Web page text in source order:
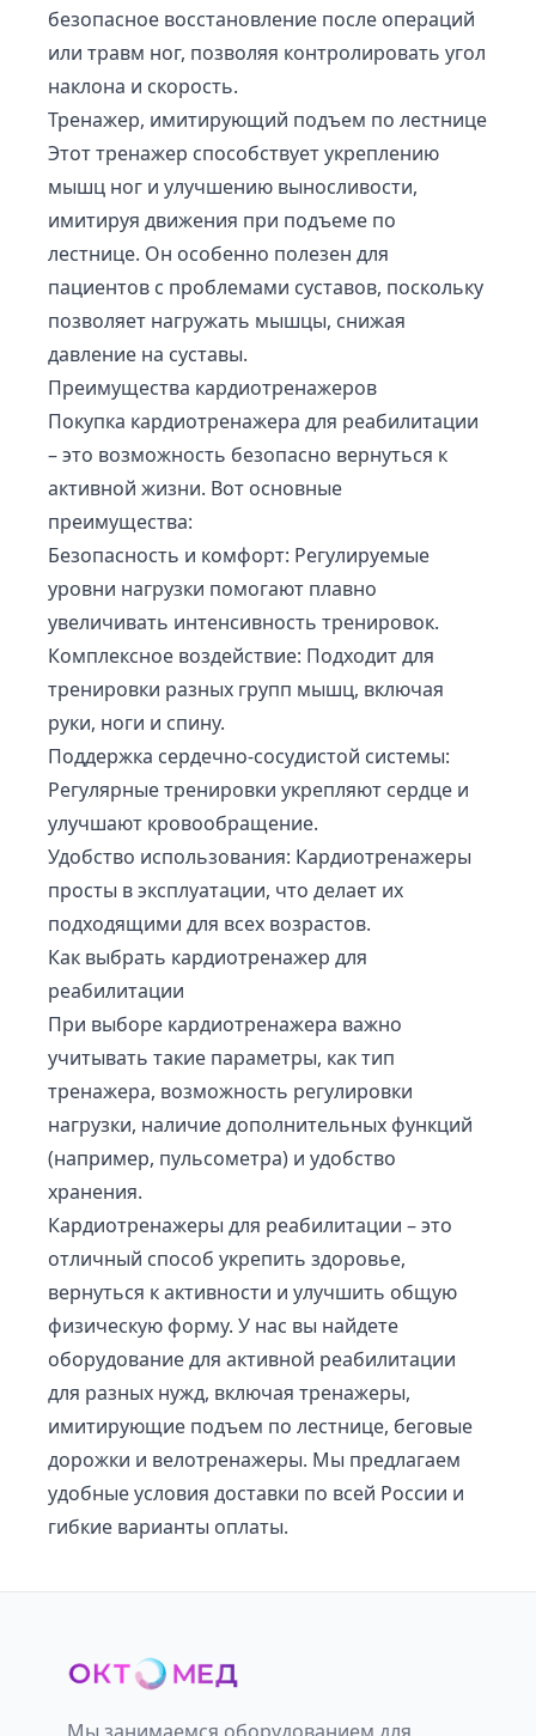
безопасное восстановление после операций
или травм ног, позволяя контролировать угол
наклона и скорость.
Тренажер, имитирующий подъем по лестнице
Этот тренажер способствует укреплению
мышц ног и улучшению выносливости,
имитируя движения при подъеме по
лестнице. Он особенно полезен для
пациентов с проблемами суставов, поскольку
позволяет нагружать мышцы, снижая
давление на суставы.
Преимущества кардиотренажеров
Покупка кардиотренажера для реабилитации
– это возможность безопасно вернуться к
активной жизни. Вот основные
преимущества:
Безопасность и комфорт: Регулируемые
уровни нагрузки помогают плавно
увеличивать интенсивность тренировок.
Комплексное воздействие: Подходит для
тренировки разных групп мышц, включая
руки, ноги и спину.
Поддержка сердечно-сосудистой системы:
Регулярные тренировки укрепляют сердце и
улучшают кровообращение.
Удобство использования: Кардиотренажеры
просты в эксплуатации, что делает их
подходящими для всех возрастов.
Как выбрать кардиотренажер для
реабилитации
При выборе кардиотренажера важно
учитывать такие параметры, как тип
тренажера, возможность регулировки
нагрузки, наличие дополнительных функций
(например, пульсометра) и удобство
хранения.
Кардиотренажеры для реабилитации – это
отличный способ укрепить здоровье,
вернуться к активности и улучшить общую
физическую форму. У нас вы найдете
оборудование для активной реабилитации
для разных нужд, включая тренажеры,
имитирующие подъем по лестнице, беговые
дорожки и велотренажеры. Мы предлагаем
удобные условия доставки по всей России и
гибкие варианты оплаты.